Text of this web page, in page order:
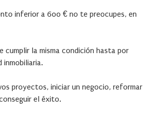
inferior a 600 € no te preocupes, en
cumplir la misma condición hasta por
inmobiliaria.
proyectos, iniciar un negocio, reformar
el éxito.